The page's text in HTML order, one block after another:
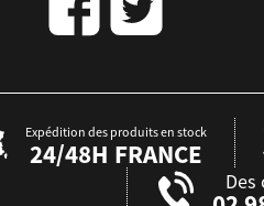
Expédition des produits en stock
24/48H FRANCE
Des